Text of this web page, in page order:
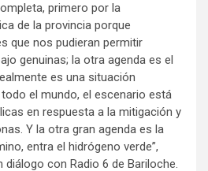
primero por la
de la provincia porque
que nos pudieran permitir
genuinas; la otra agenda es el
es una situación
el mundo, el escenario está
en respuesta a la mitigación y
Y la otra gran agenda es la
entra el hidrógeno verde”,
diálogo con Radio 6 de Bariloche.